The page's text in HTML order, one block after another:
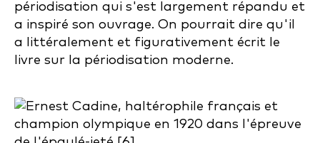
périodisation qui s'est largement répandu et
a inspiré son ouvrage. On pourrait dire qu'il
a littéralement et figurativement écrit le
livre sur la périodisation moderne.